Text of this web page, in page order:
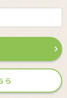
ら